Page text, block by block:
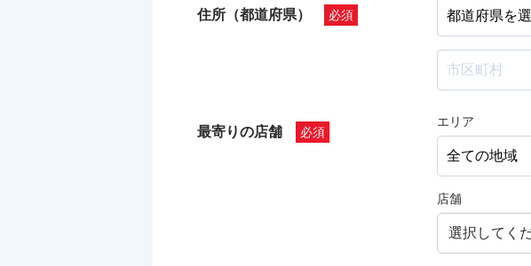
住所（都道府県）
最寄りの店舗
エリア
店舗
選択してく